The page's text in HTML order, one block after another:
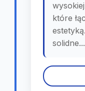
które
solidne...